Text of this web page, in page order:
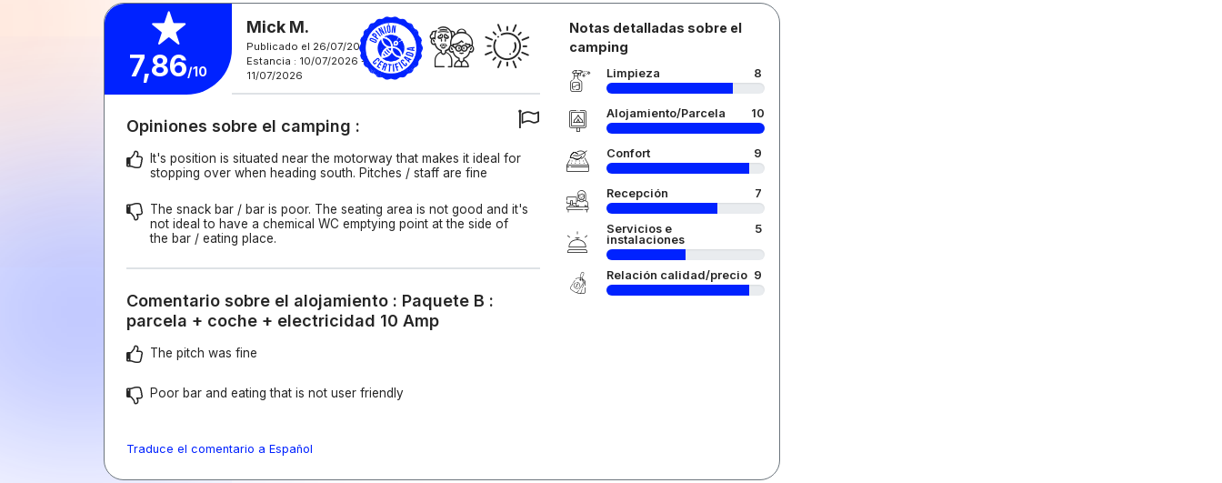
7,86/10
Mick M.
Publicado el 26/07/2026
Estancia : 10/07/2026 -
11/07/2026
Opiniones sobre el camping :
It's position is situated near the motorway that makes it ideal for
stopping over when heading south. Pitches / staff are fine
The snack bar / bar is poor. The seating area is not good and it's
not ideal to have a chemical WC emptying point at the side of
the bar / eating place.
Comentario sobre el alojamiento : Paquete B :
parcela + coche + electricidad 10 Amp
The pitch was fine
Poor bar and eating that is not user friendly
Traduce el comentario a Español
Notas detalladas sobre el
camping
Limpieza 8
Alojamiento/Parcela 10
Confort 9
Recepción 7
Servicios e
instalaciones
5
Relación calidad/precio 9